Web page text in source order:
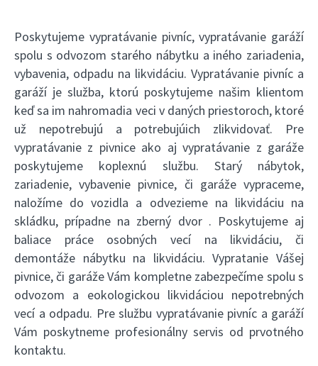
Poskytujeme vypratávanie pivníc, vypratávanie garáží
spolu s odvozom starého nábytku a iného zariadenia,
vybavenia, odpadu na likvidáciu. Vypratávanie pivníc a
garáží je služba, ktorú poskytujeme našim klientom
keď sa im nahromadia veci v daných priestoroch, ktoré
už nepotrebujú a potrebujúich zlikvidovať. Pre
vypratávanie z pivnice ako aj vypratávanie z garáže
poskytujeme koplexnú službu. Starý nábytok,
zariadenie, vybavenie pivnice, či garáže vypraceme,
naložíme do vozidla a odvezieme na likvidáciu na
skládku, prípadne na zberný dvor . Poskytujeme aj
baliace práce osobných vecí na likvidáciu, či
demontáže nábytku na likvidáciu. Vypratanie Vášej
pivnice, či garáže Vám kompletne zabezpečíme spolu s
odvozom a eokologickou likvidáciou nepotrebných
vecí a odpadu. Pre službu vypratávanie pivníc a garáží
Vám poskytneme profesionálny servis od prvotného
kontaktu.